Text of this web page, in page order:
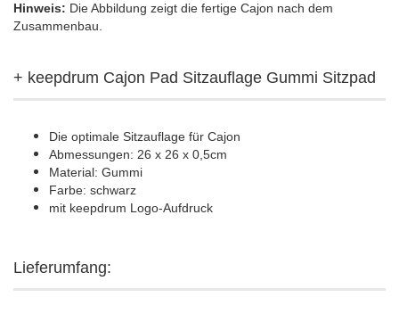
Hinweis: Die Abbildung zeigt die fertige Cajon nach dem
Zusammenbau.
+ keepdrum Cajon Pad Sitzauflage Gummi Sitzpad
Die optimale Sitzauflage für Cajon
Abmessungen: 26 x 26 x 0,5cm
Material: Gummi
Farbe: schwarz
mit keepdrum Logo-Aufdruck
Lieferumfang: